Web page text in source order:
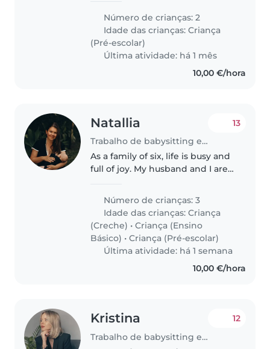
muito independentes e tem
sempre atividades a fazer. Ja..
Número de crianças: 2
Idade das crianças:Criança
(Pré-escolar)
Última atividade: há 1 mês
10,00 €/hora
Natallia
Trabalho de babysitting em Funchal
13
As a family of six, life is busy and
full of joy. My husband and I are
time to time, we enjoy carving
out a little time for ourselves.
Número de crianças: 3
Idade das crianças:Criança
(Creche) •Criança (Ensino
Básico) •Criança (Pré-escolar)
Última atividade: há 1 semana
10,00 €/hora
Kristina
Trabalho de babysitting em Funchal
12